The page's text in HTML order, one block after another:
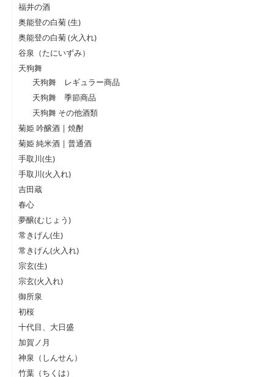
福井の酒
奥能登の白菊 (生)
奥能登の白菊 (火入れ)
谷泉（たにいずみ）
天狗舞
天狗舞 レギュラー商品
天狗舞 季節商品
天狗舞 その他酒類
菊姫 吟醸酒 | 焼酎
菊姫 純米酒 | 普通酒
手取川(生)
手取川(火入れ)
吉田蔵
春心
夢醸(むじょう)
常きげん(生)
常きげん(火入れ)
宗玄(生)
宗玄(火入れ)
御所泉
初桜
十代目、大日盛
加賀ノ月
神泉（しんせん）
竹葉（ちくは）